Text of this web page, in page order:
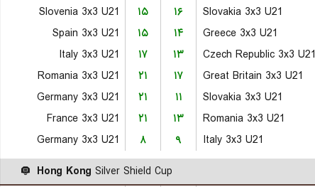
Slovenia 3x3 U21
۱۵ ۱۶ Slovakia 3x3 U21
Spain 3x3 U21
۱۵ ۱۴ Greece 3x3 U21
Italy 3x3 U21
۱۷ ۱۳ Czech Republic 3x3 U21
Romania 3x3 U21
۲۱ ۱۷ Great Britain 3x3 U21
Germany 3x3 U21
۲۱ ۱۱ Slovakia 3x3 U21
France 3x3 U21
۲۱ ۱۳ Romania 3x3 U21
Germany 3x3 U21
۸ ۹ Italy 3x3 U21
Hong Kong Silver Shield Cup